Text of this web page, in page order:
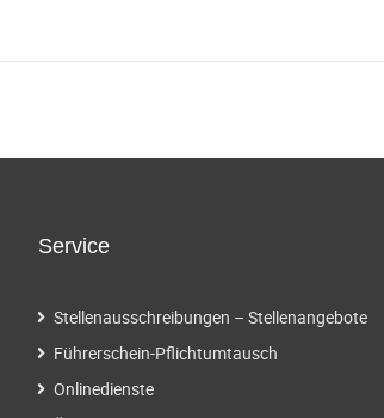
Service
Stellenausschreibungen – Stellenangebote
Führerschein-Pflichtumtausch
Onlinedienste